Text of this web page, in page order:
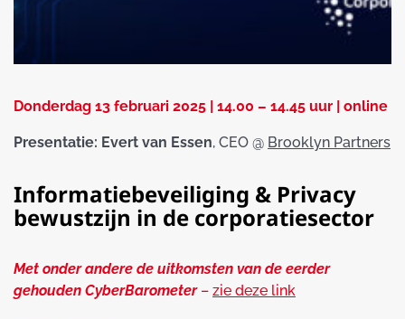
Donderdag 13 februari 2025 | 14.00 – 14.45 uur | online
Presentatie: Evert van Essen, CEO @ Brooklyn Partners
Informatiebeveiliging & Privacy
bewustzijn in de corporatiesector
Met onder andere de uitkomsten van de eerder
gehouden CyberBarometer– zie deze link